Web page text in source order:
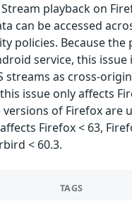
playback on
can be accessed
policies. Because the
service, this issue
streams as cross-
issue only affects
of Firefox are
Firefox < 63,
< 60.3.
TAGS